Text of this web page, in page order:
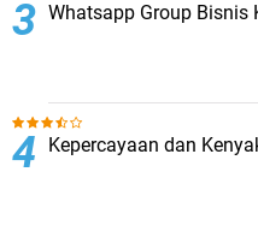
Whatsapp Group Bisnis
Kepercayaan dan